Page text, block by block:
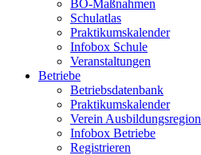
BO-Maßnahmen
Schulatlas
Praktikumskalender
Infobox Schule
Veranstaltungen
Betriebe
Betriebsdatenbank
Praktikumskalender
Verein Ausbildungsregion
Infobox Betriebe
Registrieren